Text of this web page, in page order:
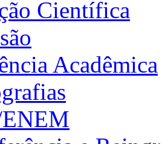
Científica
Acadêmica